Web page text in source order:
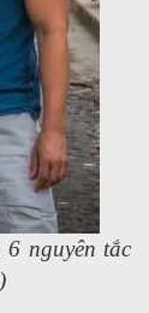
nguyên tắc